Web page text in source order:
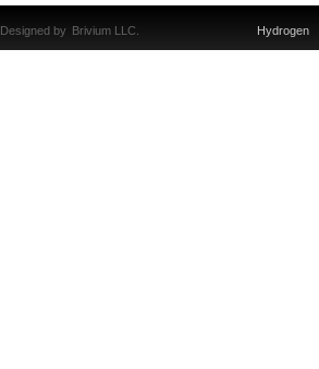
Hydrogen
Designed by Brivium LLC.